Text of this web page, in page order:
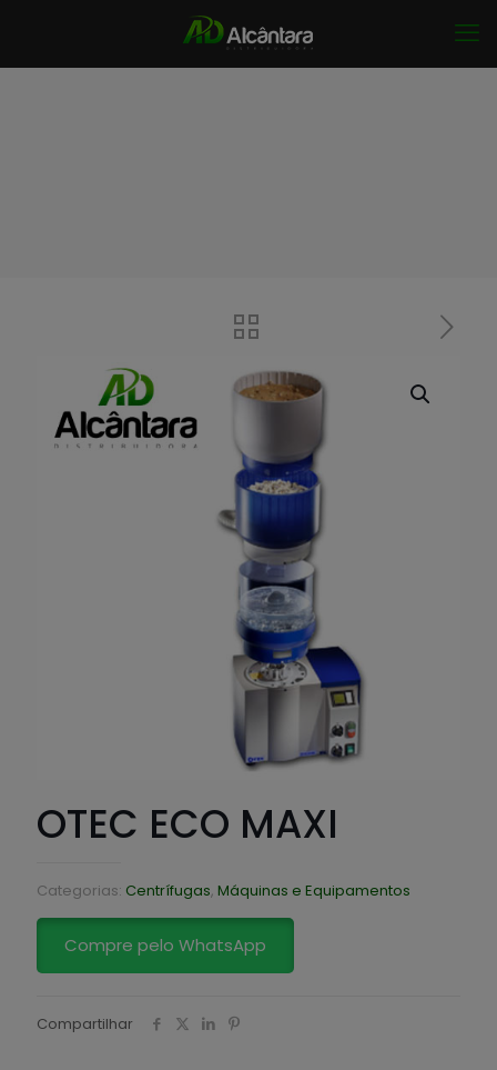
OTEC ECO MAXI
Categorias: Centrífugas, Máquinas e Equipamentos
Compre pelo WhatsApp
Compartilhar